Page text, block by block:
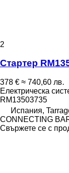
2
Стартер
378 € ≈ 740,60 лв.
Електрическа
RM13503735
Испания,
CONNECTING
Свържете се с